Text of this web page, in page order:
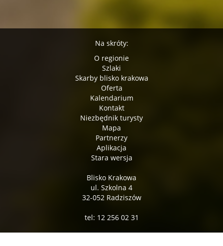
Na skróty:
O regionie
Szlaki
Skarby blisko krakowa
Oferta
Kalendarium
Kontakt
Niezbędnik turysty
Mapa
Partnerzy
Aplikacja
Stara wersja
Blisko Krakowa
ul. Szkolna 4
32-052 Radziszów
tel: 12 256 02 31